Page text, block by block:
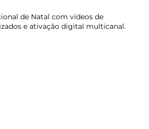
de Natal com vídeos de
e ativação digital multicanal.